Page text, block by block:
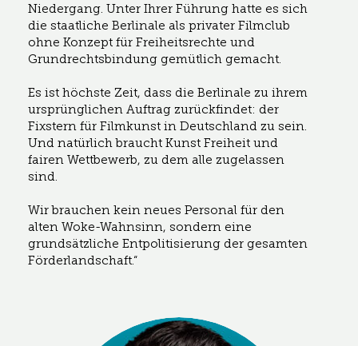
Niedergang. Unter Ihrer Führung hatte es sich
die staatliche Berlinale als privater Filmclub
ohne Konzept für Freiheitsrechte und
Grundrechtsbindung gemütlich gemacht.
Es ist höchste Zeit, dass die Berlinale zu ihrem
ursprünglichen Auftrag zurückfindet: der
Fixstern für Filmkunst in Deutschland zu sein.
Und natürlich braucht Kunst Freiheit und
fairen Wettbewerb, zu dem alle zugelassen
sind.
Wir brauchen kein neues Personal für den
alten Woke-Wahnsinn, sondern eine
grundsätzliche Entpolitisierung der gesamten
Förderlandschaft.“